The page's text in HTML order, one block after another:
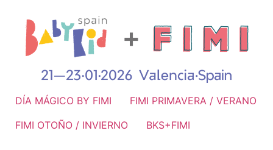
DÍA MÁGICO BY FIMI
FIMI PRIMAVERA / VERANO
FIMI OTOÑO / INVIERNO
BKS+FIMI